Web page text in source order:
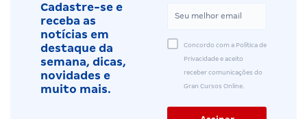
Cadastre-se e
receba as
notícias em
destaque da
semana, dicas,
novidades e
muito mais.
Concordo com a Política de
Privacidade e aceito
receber comunicações do
Gran Cursos Online.